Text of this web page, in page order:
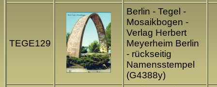
TEGE129
Berlin - Tegel -
Mosaikbogen -
Verlag Herbert
Meyerheim Berlin
- rückseitig
Namensstempel
(G4388y)